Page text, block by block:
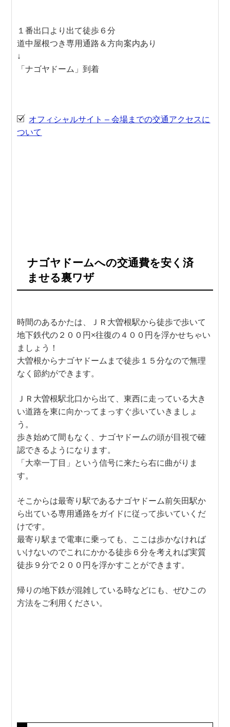
１番出口より出て徒歩６分
道中屋根つき専用通路＆方向案内あり
↓
「ナゴヤドーム」到着
オフィシャルサイト – 会場までの交通アクセスに
ついて
ナゴヤドームへの交通費を安く済
ませる裏ワザ
時間のあるかたは、ＪＲ大曽根駅から徒歩で歩いて
地下鉄代の２００円×往復の４００円を浮かせちゃい
ましょう！
大曽根からナゴヤドームまで徒歩１５分なので無理
なく節約ができます。
ＪＲ大曽根駅北口から出て、東西に走っている大き
い道路を東に向かってまっすぐ歩いていきましょ
う。
歩き始めて間もなく、ナゴヤドームの頭が目視で確
認できるようになります。
「大幸一丁目」という信号に来たら右に曲がりま
す。
そこからは最寄り駅であるナゴヤドーム前矢田駅か
ら出ている専用通路をガイドに従って歩いていくだ
けです。
最寄り駅まで電車に乗っても、ここは歩かなければ
いけないのでこれにかかる徒歩６分を考えれば実質
徒歩９分で２００円を浮かすことができます。
帰りの地下鉄が混雑している時などにも、ぜひこの
方法をご利用ください。